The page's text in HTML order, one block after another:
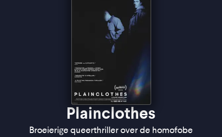
Plainclothes
Broeierige queerthriller over de homofobe